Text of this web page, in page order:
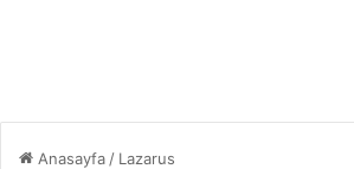
Anasayfa / Lazarus